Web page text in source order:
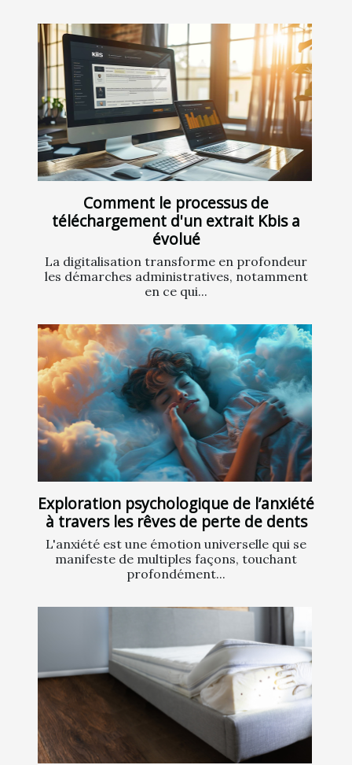
Comment le processus de
téléchargement d'un extrait Kbis a
évolué
La digitalisation transforme en profondeur
les démarches administratives, notamment
en ce qui...
Exploration psychologique de l’anxiété
à travers les rêves de perte de dents
L'anxiété est une émotion universelle qui se
manifeste de multiples façons, touchant
profondément...